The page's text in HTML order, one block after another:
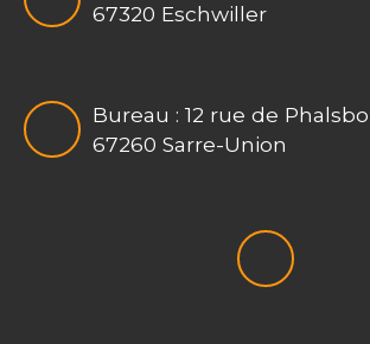
67320 Eschwiller
Bureau : 12 rue de
67260 Sarre-Union